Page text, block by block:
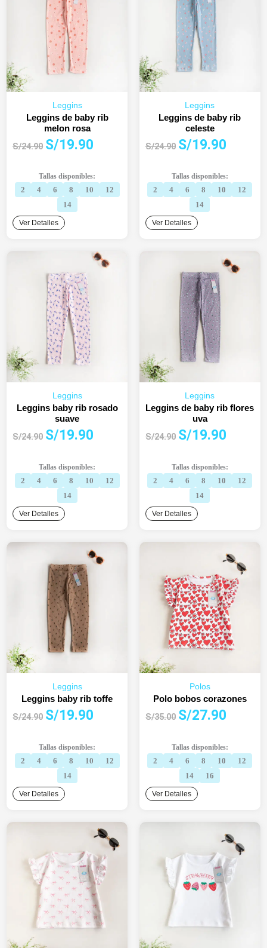
Leggins
Leggins de baby rib
melon rosa
S/24.90
El
era:
S/24.90.
S/19.90
es:
S/19.90.
Tallas disponibles:
2 4 6 8 10
12
14
Ver Detalles
Leggins
Leggins de baby rib
celeste
S/24.90
El
era:
S/24.90.
S/19.90
es:
S/19.90.
Tallas disponibles:
2 4 6 8 10
12
14
Ver Detalles
Leggins
Leggins baby rib rosado
suave
S/24.90
El
era:
S/24.90.
S/19.90
es:
S/19.90.
Tallas disponibles:
2 4 6 8 10
12
14
Ver Detalles
Leggins
Leggins de baby rib flores
uva
S/24.90
El
era:
S/24.90.
S/19.90
es:
S/19.90.
Tallas disponibles:
2 4 6 8 10
12
14
Ver Detalles
Leggins
Leggins baby rib toffe
S/24.90
El
era:
S/24.90.
S/19.90
es:
S/19.90.
Tallas disponibles:
2 4 6 8 10
12
14
Ver Detalles
Polos
Polo bobos corazones
S/35.00
El
era:
S/35.00.
S/27.90
es:
S/27.90.
Tallas disponibles:
2 4 6 8 10
12
14
16
Ver Detalles